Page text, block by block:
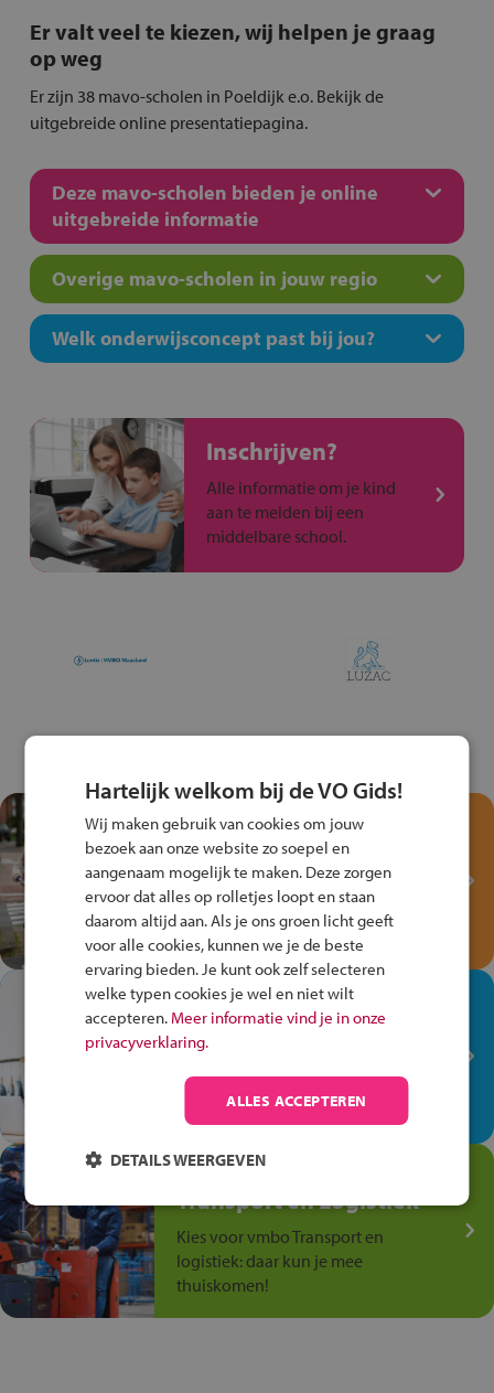
Er valt veel te kiezen, wij helpen je graag
op weg
Er zijn 38 mavo-scholen in Poeldijk e.o. Bekijk de
uitgebreide online presentatiepagina.
Deze mavo-scholen bieden je online
uitgebreide informatie
Overige mavo-scholen in jouw regio
Welk onderwijsconcept past bij jou?
Inschrijven?
Alle informatie om je kind
aan te melden bij een
middelbare school.
Test je kennis met het
Fiets Veilig
Verkeersspel!
Speel het Fiets Veilig Verkeersspel
en win een Cortina-fiets!
In de winkel ben je op je
plek!
op de winkelvloer, waar elke dag
anders is!
Jouw talent in de
Transport en Logistiek
Kies voor vmbo Transport en
logistiek: daar kun je mee
thuiskomen!
Hartelijk welkom bij de VO Gids!
Wij maken gebruik van cookies om jouw
bezoek aan onze website zo soepel en
aangenaam mogelijk te maken. Deze zorgen
ervoor dat alles op rolletjes loopt en staan
daarom altijd aan. Als je ons groen licht geeft
voor alle cookies, kunnen we je de beste
ervaring bieden. Je kunt ook zelf selecteren
welke typen cookies je wel en niet wilt
accepteren. Meer informatie vind je in onze
privacyverklaring.
ALLES ACCEPTEREN
DETAILS WEERGEVEN